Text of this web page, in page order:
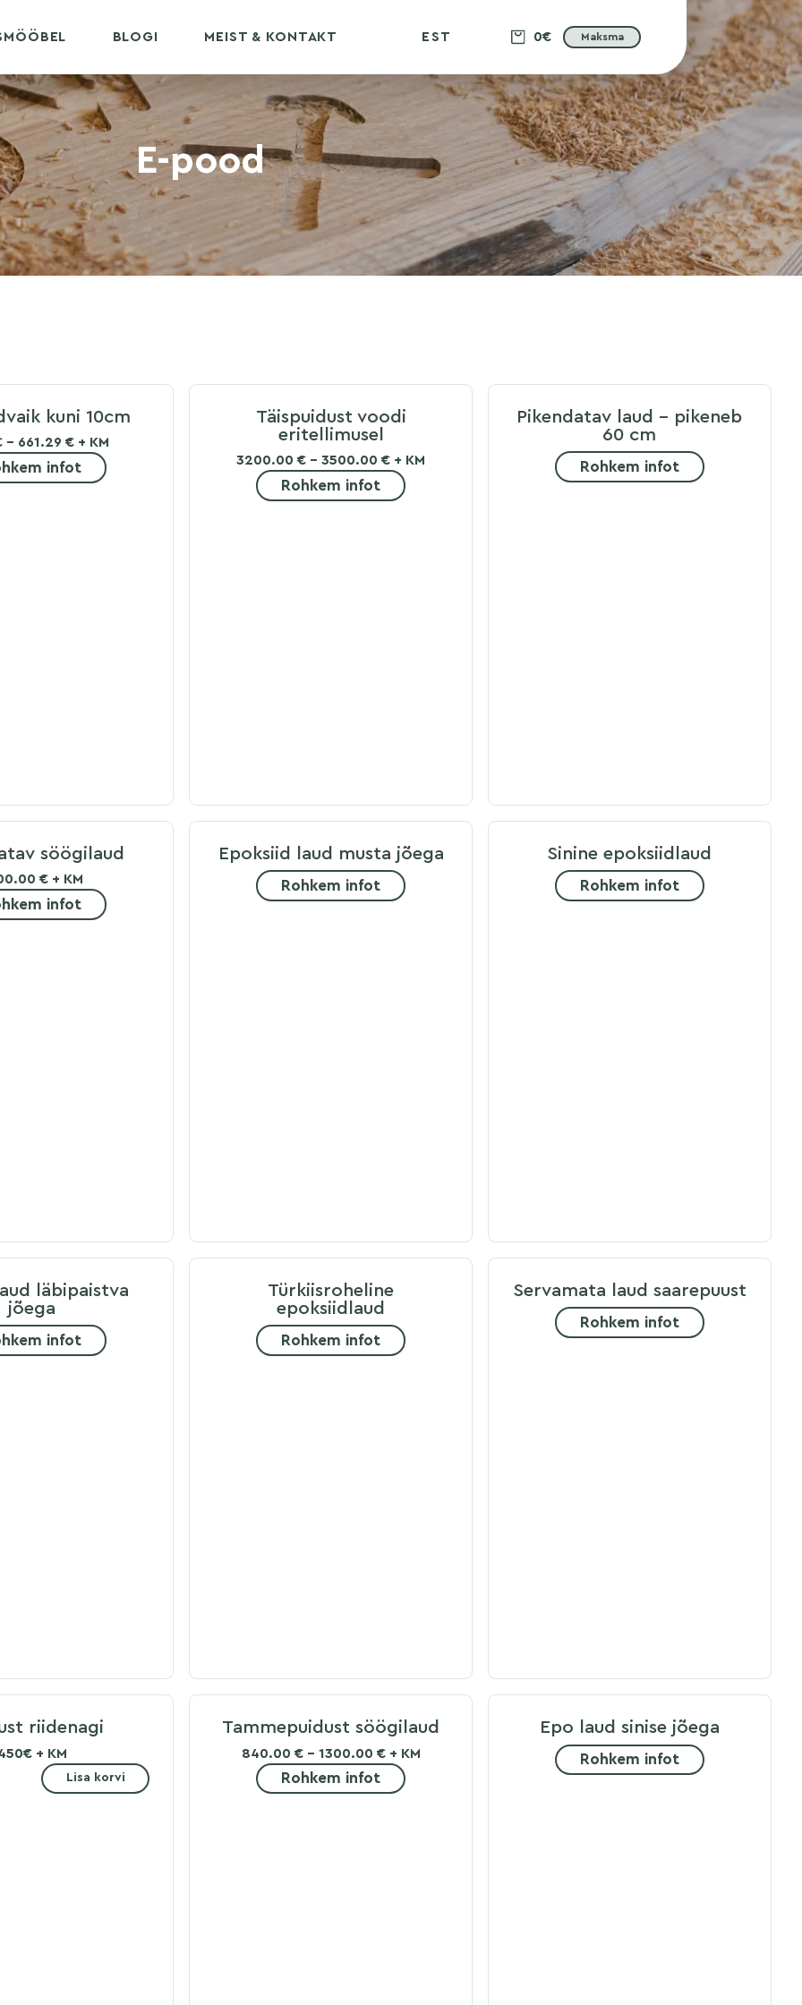
BLOGI MEIST & KONTAKT EST 0€ Maksma
E-pood
kuni 10cm
- 661.29 € + KM
infot
Täispuidust voodi
eritellimusel
3200.00 € - 3500.00 € + KM
Rohkem infot
Pikendatav laud – pikeneb
60 cm
Rohkem infot
söögilaud
€ + KM
infot
Epoksiid laud musta jõega
Rohkem infot
Sinine epoksiidlaud
Rohkem infot
läbipaistva
jõega
infot
Türkiisroheline
epoksiidlaud
Rohkem infot
Servamata laud saarepuust
Rohkem infot
riidenagi
+ KM
Lisa korvi
Tammepuidust söögilaud
840.00 € - 1300.00 € + KM
Rohkem infot
Epo laud sinise jõega
Rohkem infot